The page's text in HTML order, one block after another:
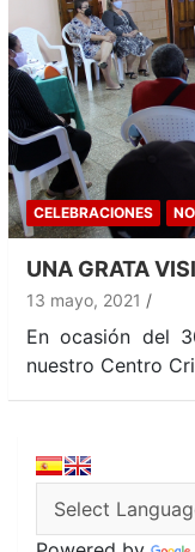
CELEBRACIONES
UNA GRATA
13 mayo, 2021
En ocasión del
nuestro Centro